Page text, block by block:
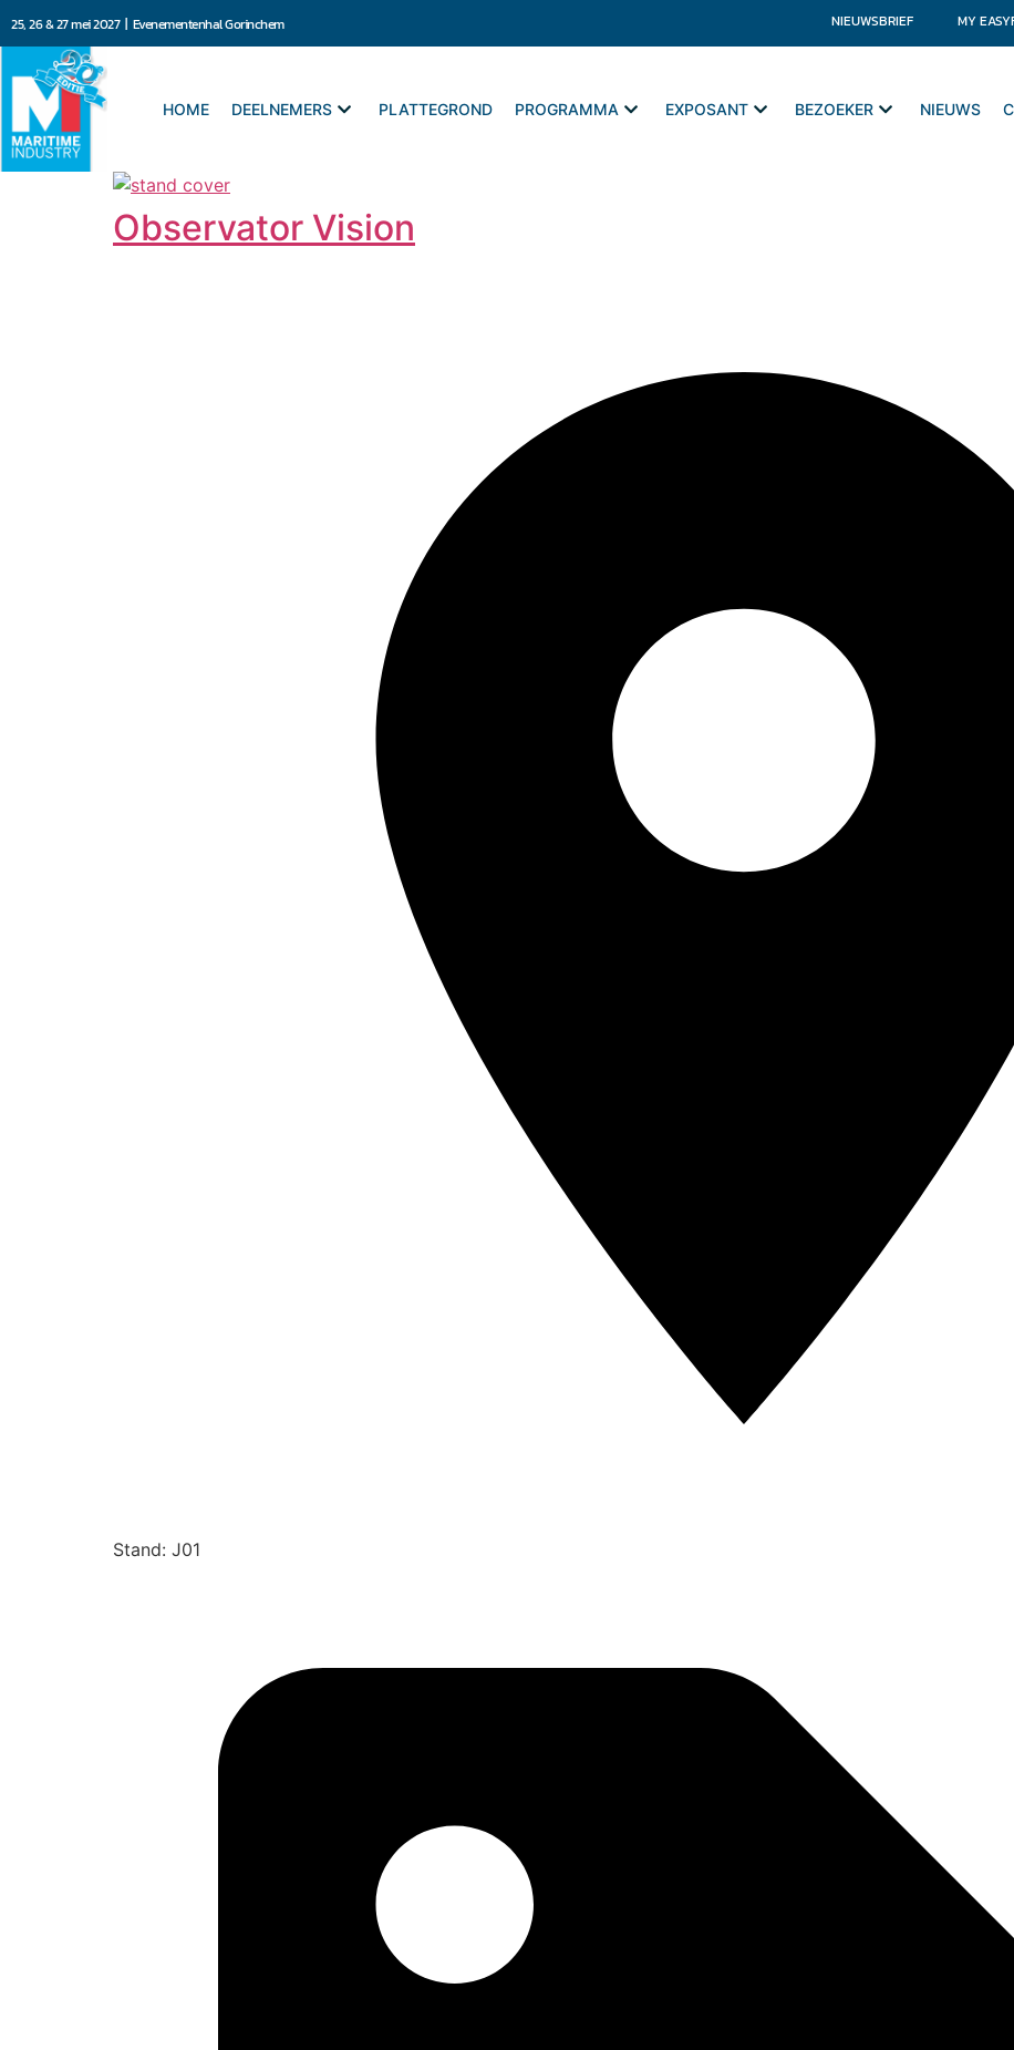
25, 26 & 27 mei 2027 | Evenementenhal Gorinchem NIEUWSBRIEF MY
HOME DEELNEMERS PLATTEGROND PROGRAMMA EXPOSANT BEZOEKER NIEUWS
Observator Vision
Stand: J01